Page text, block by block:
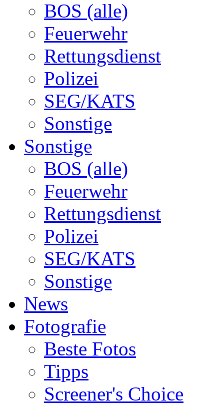
BOS (alle)
Feuerwehr
Rettungsdienst
Polizei
SEG/KATS
Sonstige
Sonstige
BOS (alle)
Feuerwehr
Rettungsdienst
Polizei
SEG/KATS
Sonstige
News
Fotografie
Beste Fotos
Tipps
Screener's Choice